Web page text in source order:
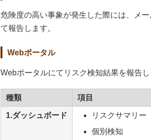
危険度の高い事象が発生した際には、メー
て報告します。
Webポータル
Webポータルにてリスク検知結果を報告し
種類 項目
1.ダッシュボード
リスクサマリー
個別検知